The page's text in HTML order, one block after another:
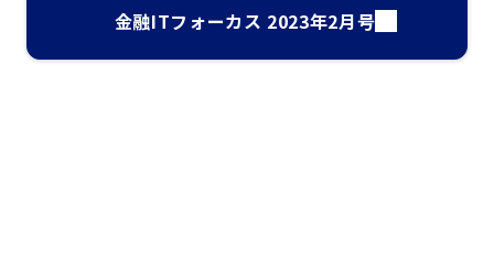
金融ITフォーカス 2023年2月号